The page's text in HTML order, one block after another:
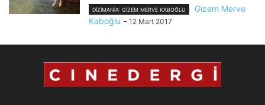
DIZIMANIA: GIZEM MERVE KABOĞLU
Gizem Merve
Kaboğlu - 12 Mart 2017